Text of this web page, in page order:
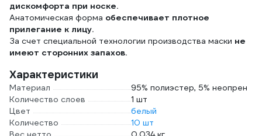
дискомфорта при носке.
Анатомическая форма обеспечивает плотное
прилегание к лицу.
За счет специальной технологии производства маски не
имеют сторонних запахов.
Характеристики
Материал
95% полиэстер, 5% неопрен
Количество слоев
1 шт
Цвет
белый
Количество
10 шт